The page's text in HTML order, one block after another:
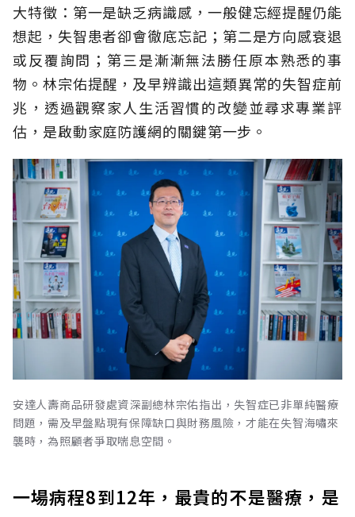
大特徵：第一是缺乏病識感，一般健忘經提醒仍能
想起，失智患者卻會徹底忘記；第二是方向感衰退
或反覆詢問；第三是漸漸無法勝任原本熟悉的事
物。林宗佑提醒，及早辨識出這類異常的失智症前
兆，透過觀察家人生活習慣的改變並尋求專業評
估，是啟動家庭防護網的關鍵第一步。
安達人壽商品研發處資深副總林宗佑指出，失智症已非單純醫療
問題，需及早盤點現有保障缺口與財務風險，才能在失智海嘯來
襲時，為照顧者爭取喘息空間。
一場病程8到12年，最貴的不是醫療，是